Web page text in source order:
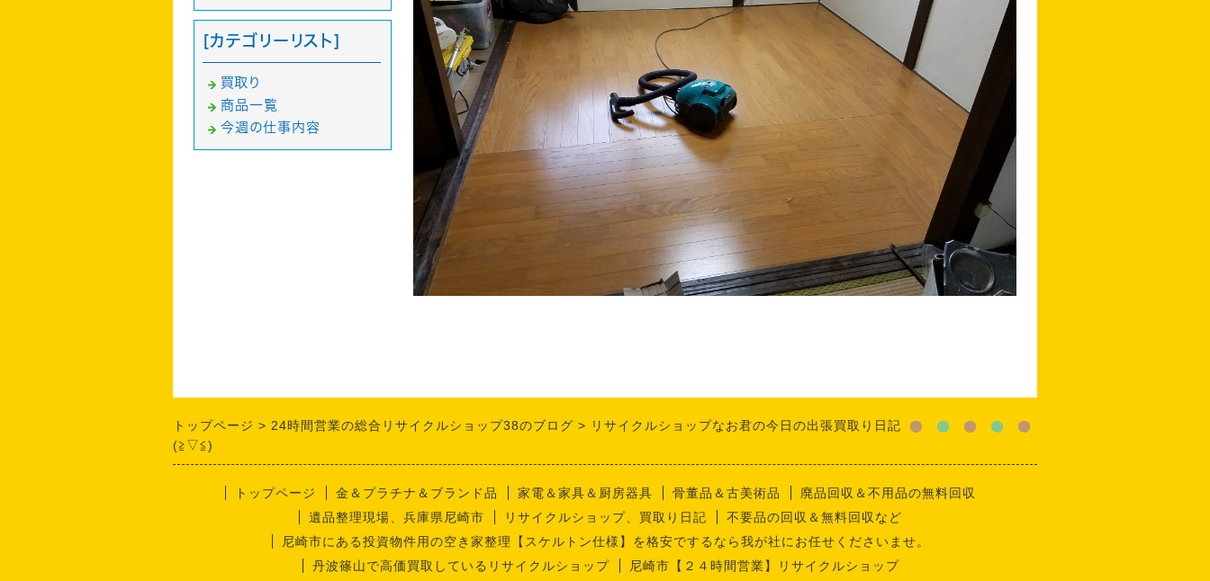
[カテゴリーリスト]
買取り
商品一覧
今週の仕事内容
トップページ 24時間営業の総合リサイクルショップ38のブログ
リサイクルショップなお君の今日の出張買取り日記
(≧▽≦)
トップページ 金＆プラチナ＆ブランド品 家電＆家具＆厨房器具 骨董品＆古美術品
廃品回収＆不用品の無料回収
遺品整理現場、兵庫県尼崎市
リサイクルショップ、買取り日記
不要品の回収＆無料回収など
尼崎市にある投資物件用の空き家整理【スケルトン仕様】を格安でするなら我が社にお任せくださいませ。
丹波篠山で高価買取しているリサイクルショップ
尼崎市【２４時間営業】リサイクルショップ